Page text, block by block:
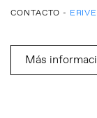
CONTACTO -
Más